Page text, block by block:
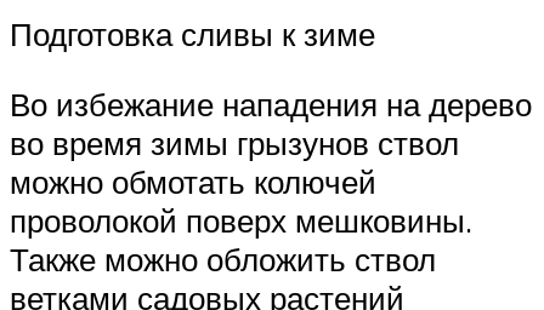
Подготовка сливы к зиме
Во избежание нападения на дерево
во время зимы грызунов ствол
можно обмотать колючей
проволокой поверх мешковины.
Также можно обложить ствол
ветками садовых растений